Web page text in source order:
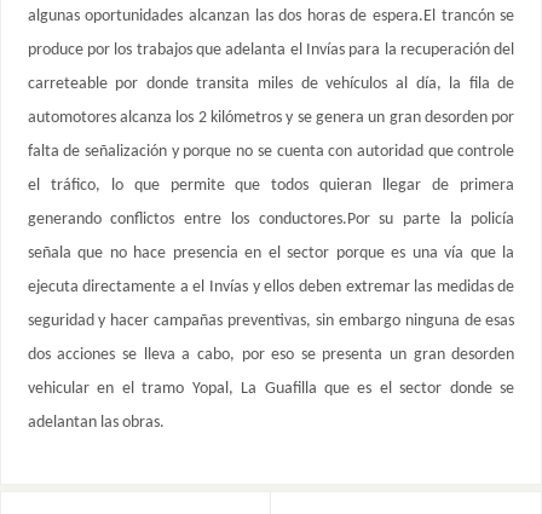
algunas oportunidades alcanzan las dos horas de espera.El trancón se
produce por los trabajos que adelanta el Invías para la recuperación del
carreteable por donde transita miles de vehículos al día, la fila de
automotores alcanza los 2 kilómetros y se genera un gran desorden por
falta de señalización y porque no se cuenta con autoridad que controle
el tráfico, lo que permite que todos quieran llegar de primera
generando conflictos entre los conductores.Por su parte la policía
señala que no hace presencia en el sector porque es una vía que la
ejecuta directamente a el Invías y ellos deben extremar las medidas de
seguridad y hacer campañas preventivas, sin embargo ninguna de esas
dos acciones se lleva a cabo, por eso se presenta un gran desorden
vehicular en el tramo Yopal, La Guafilla que es el sector donde se
adelantan las obras.